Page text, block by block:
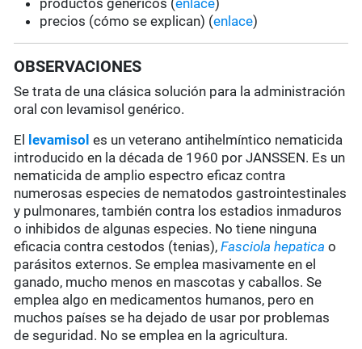
productos genéricos (enlace)
precios (cómo se explican) (enlace)
OBSERVACIONES
Se trata de una clásica solución para la administración
oral con levamisol genérico.
El
levamisol es un veterano antihelmíntico nematicida
introducido en la década de 1960 por JANSSEN. Es un
nematicida de amplio espectro eficaz contra
numerosas especies de nematodos gastrointestinales
y pulmonares, también contra los estadios inmaduros
o inhibidos de algunas especies. No tiene ninguna
eficacia contra cestodos (tenias),Fasciola hepatica o
parásitos externos. Se emplea masivamente en el
ganado, mucho menos en mascotas y caballos. Se
emplea algo en medicamentos humanos, pero en
muchos países se ha dejado de usar por problemas
de seguridad. No se emplea en la agricultura.